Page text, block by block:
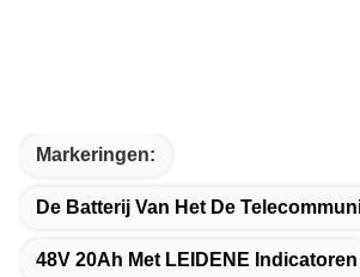
Markeringen:
De Batterij Van Het De
48V 20Ah Met LEIDENE Indicatoren